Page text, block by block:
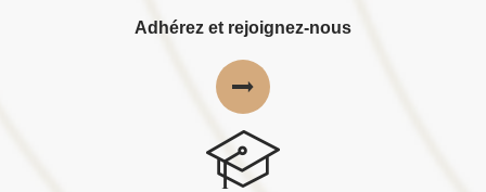
Adhérez et rejoignez-nous